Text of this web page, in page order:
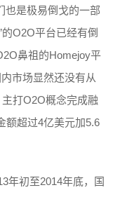
也是极易倒戈的一部
O2O平台已经有倒
鼻祖的Homejoy平
市场显然还没有从
打O2O概念完成融
额超过4亿美元加5.6
年初至2014年底，国